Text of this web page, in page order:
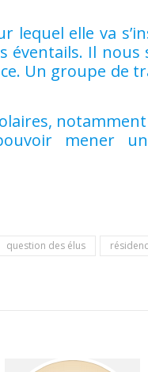
lequel elle va
éventails. Il nous
Un groupe de
mener
question des élus